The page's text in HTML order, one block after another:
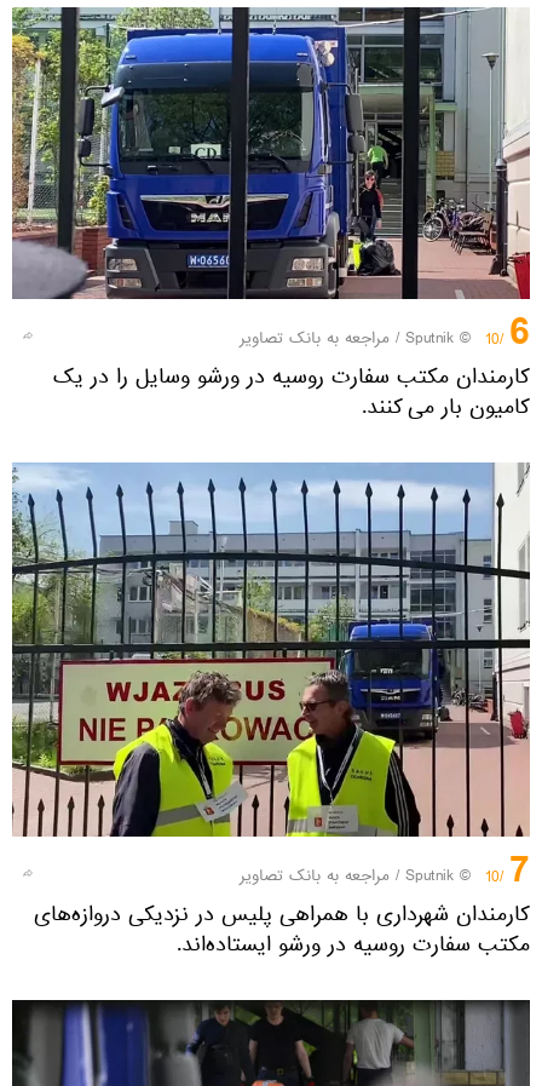
6
/10
© Sputnik
/ مراجعه به بانک تصاویر
کارمندان مکتب سفارت روسیه در ورشو وسایل را در یک
کامیون بار می کنند.
7
/10
© Sputnik
/ مراجعه به بانک تصاویر
کارمندان شهرداری با همراهی پلیس در نزدیکی دروازه‌های
مکتب سفارت روسیه در ورشو ایستاده‌اند.